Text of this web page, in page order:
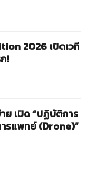
2026 เปิดเวที
!
ย เปิด “ปฏิบัติการ
รแพทย์ (Drone)”